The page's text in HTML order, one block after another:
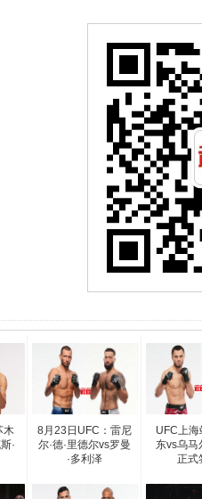
木
·
8月23日UFC：雷尼
尔·德·里德尔vs罗曼
·多利泽
UFC上海
东vs乌马
正式